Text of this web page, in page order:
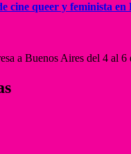
cine queer y feminista en
a Buenos Aires del 4 al 6